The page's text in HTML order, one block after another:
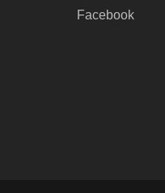
Facebook